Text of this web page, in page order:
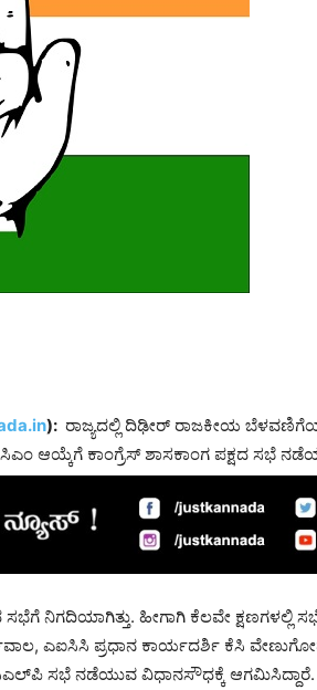
): ರಾಜ್ಯದಲ್ಲಿ ದಿಢೀರ್ ರಾಜಕೀಯ
ಆಯ್ಕೆಗೆ ಕಾಂಗ್ರೆಸ್ ಶಾಸಕಾಂಗ ಪಕ್ಷದ ಸಭೆ
ನಿಗದಿಯಾಗಿತ್ತು. ಹೀಗಾಗಿ ಕೆಲವೇ ಕ್ಷಣಗಳಲ್ಲಿ
ಎಐಸಿಸಿ ಪ್ರಧಾನ ಕಾರ್ಯದರ್ಶಿ ಕೆಸಿ
ಸಭೆ ನಡೆಯುವ ವಿಧಾನಸೌಧಕ್ಕೆ ಆಗಮಿಸಿದ್ದಾರೆ.